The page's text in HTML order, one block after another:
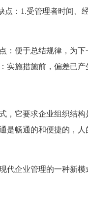
：1.受管理者时间、
便于总结规律，为下
实施措施前，偏差已产
它要求企业组织结构
是畅通的和便捷的，
企业管理的一种新模